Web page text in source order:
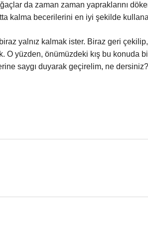
da zaman zaman yapraklarını
kalma becerilerini en iyi şekilde
yalnız kalmak ister. Biraz geri çekilip,
O yüzden, önümüzdeki kış bu konuda
saygı duyarak geçirelim, ne dersiniz?